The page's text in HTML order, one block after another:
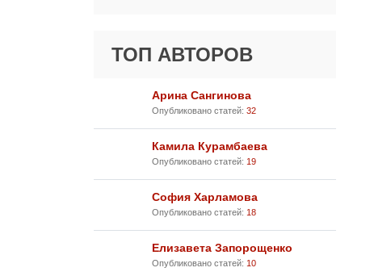
ТОП АВТОРОВ
Арина Сангинова
Опубликовано статей: 32
Камила Курамбаева
Опубликовано статей: 19
София Харламова
Опубликовано статей: 18
Елизавета Запорощенко
Опубликовано статей: 10